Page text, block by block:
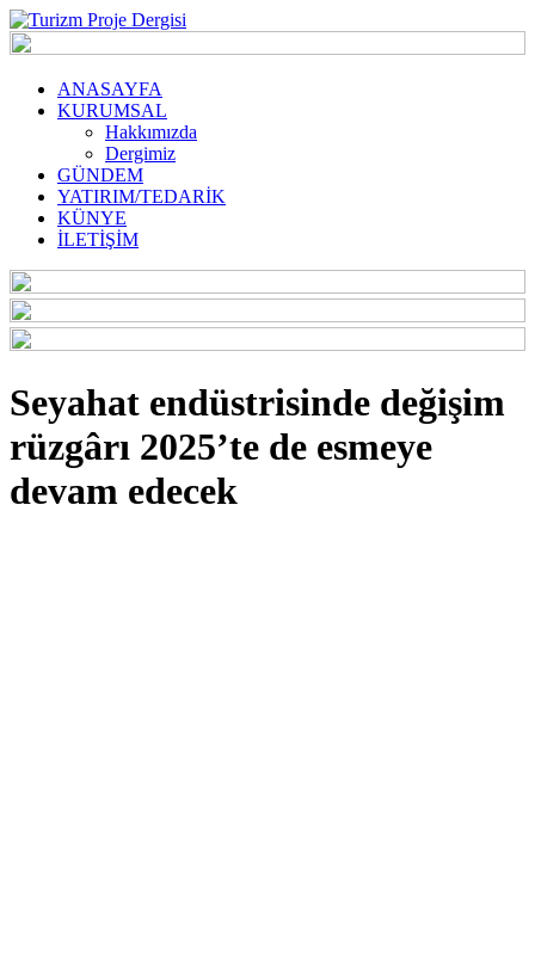
ANASAYFA
KURUMSAL
Hakkımızda
Dergimiz
GÜNDEM
YATIRIM/TEDARİK
KÜNYE
İLETİŞİM
Seyahat endüstrisinde değişim
rüzgârı 2025’te de esmeye
devam edecek